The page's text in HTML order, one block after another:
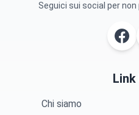
Seguici sui social per
Chi siamo